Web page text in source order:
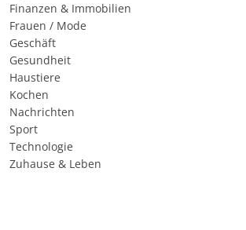
Finanzen & Immobilien
Frauen / Mode
Geschäft
Gesundheit
Haustiere
Kochen
Nachrichten
Sport
Technologie
Zuhause & Leben